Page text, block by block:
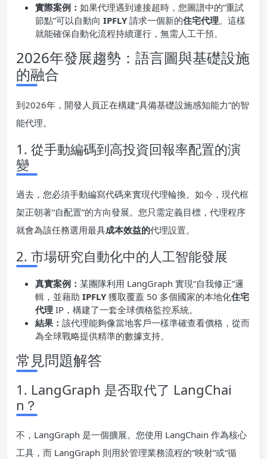
實際案例： 如果代理遇到連接超時，您圖譜中的“重試
節點”可以自動向 IPFLY 請求一個新的住宅代理。這樣
就能確保自動化流程持續運行，無需人工干預。
2026年發展趨勢：語言圖與基礎設施
的融合
到2026年，開發人員正在構建“具備基礎設施感知能力”的智
能代理。
1. 從手動編碼到高投資回報率配置的演
變
過去，您必須手動編寫代碼來實現代理輪換。如今，現代框
架正朝著“自配置”的方向發展。您只需定義目標，代理程序
就會為該任務選用最具成本效益的代理設置。
2. 市場研究自動化中的人工智能發展
真實案例： 某團隊利用 LangGraph 實現“自我修正”邏
輯，並藉助 IPFLY 獲取覆蓋 50 多個國家的本地化住宅
代理 IP，構建了一套全球價格監控系統。
結果： 該代理能夠像當地客戶一樣準確查看價格，從而
為全球戰略提供精準的數據支持。
常見問題解答
1. LangGraph 是否取代了 LangChai
n？
不，LangGraph 是一個擴展。您使用 LangChain 作為核心
工具，而 LangGraph 則用於管理業務流程的“映射”或“循